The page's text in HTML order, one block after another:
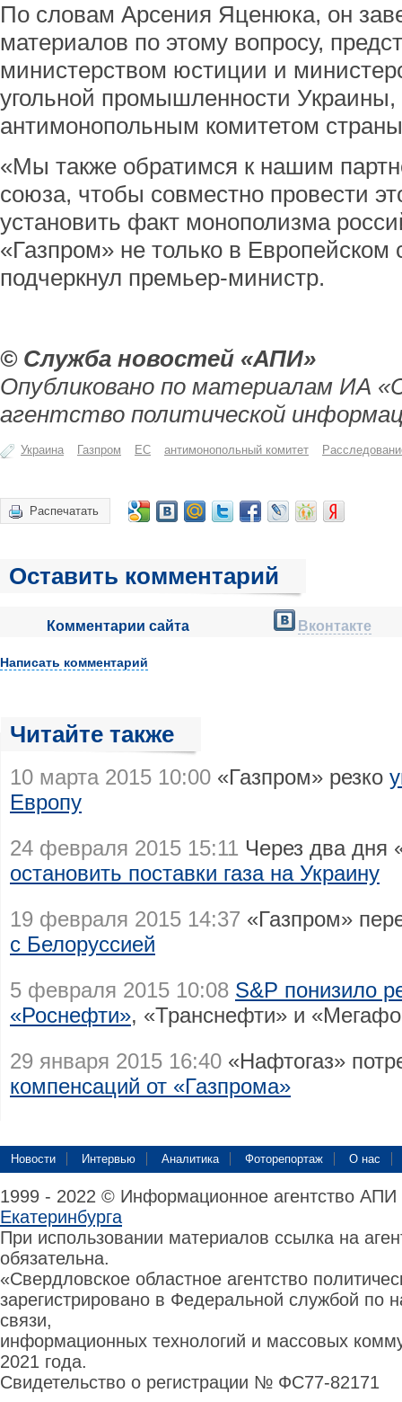
По словам Арсения Яценюка, он
материалов по этому вопросу,
министерством юстиции и
угольной промышленности Украины,
антимонопольным комитетом
«Мы также обратимся к нашим
союза, чтобы совместно провести
установить факт монополизма
«Газпром» не только в
подчеркнул премьер-министр.
© Служба новостей «АПИ»
Опубликовано по материалам ИА
агентство политической
Украина Газпром ЕС антимонопольный комитет
Распечатать
Оставить комментарий
Комментарии сайта Вконтакте
Написать комментарий
Читайте также
10 марта 2015 10:00 «Газпром» резко
Европу
24 февраля 2015 15:11 Через два дня
остановить поставки газа на Украину
19 февраля 2015 14:37 «Газпром»
с Белоруссией
5 февраля 2015 10:08 S&P понизило
«Роснефти», «Транснефти» и
29 января 2015 16:40 «Нафтогаз»
компенсаций от «Газпрома»
Новости Интервью Аналитика Фоторепортаж О нас
1999 - 2022 © Информационное агентство
Екатеринбурга
При использовании материалов ссылка на
обязательна.
«Свердловское областное агентство
зарегистрировано в Федеральной службой по
связи,
информационных технологий и массовых
2021 года.
Свидетельство о регистрации № ФС77-82171